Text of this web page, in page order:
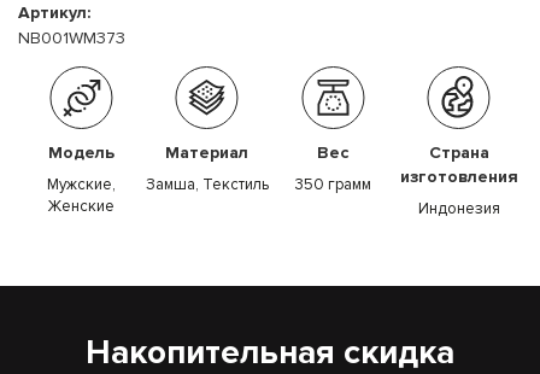
Артикул:
NB001WM373
Модель
Мужские,
Женские
Материал
Замша, Текстиль
Вес
350 грамм
Страна
изготовления
Индонезия
Накопительная скидка